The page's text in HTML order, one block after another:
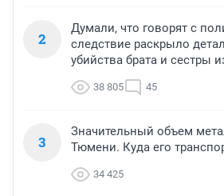
2
Думали, что говорят с
следствие раскрыло
убийства брата и сестры
38 805 45
3
Значительный объем
Тюмени. Куда его
34 425